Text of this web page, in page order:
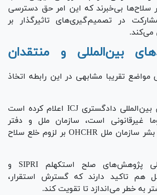
سلاح‌ها بی‌خبرند که این امر حق دسترسی
در تصمیم‌گیری‌های تاثیرگذار بر
بین‌المللی و منتقدان
مواضع تقریبا مشابهی در این رابطه اتخاذ
در حالی که دیوان بین‌المللی دادگستری ICJ اعلام کرده است
غیرقانونی است، سازمان ملل و دفتر
کمیساریای حقوق بشر سازمان ملل OHCHR بر لزوم خلع سلاح
انستیتو بین‌المللی پژوهش‌های صلح استکهلم SIPRI و
هم تاکید دارند که گسترش استقرار،
به خطر می‌اندازد تا تقویت کند.